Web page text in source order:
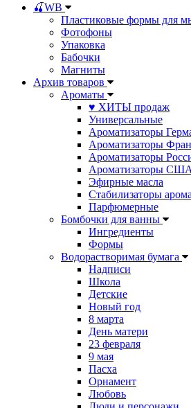
🍒WB
Пластиковые формы для
Фотофоны
Упаковка
Бабочки
Магниты
Архив товаров
Ароматы
♥ ХИТЫ продаж
Универсальные
Ароматизаторы
Ароматизаторы
Ароматизаторы
Ароматизаторы США
Эфирные масла
Стабилизаторы
Парфюмерные
Бомбочки для ванны
Ингредиенты
Формы
Водорастворимая бумага
Надписи
Школа
Детские
Новый год
8 марта
День матери
23 февраля
9 мая
Пасха
Орнамент
Любовь